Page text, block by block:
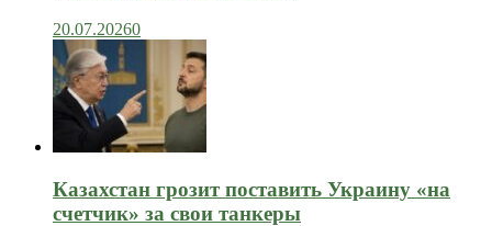
20.07.20260
Казахстан грозит поставить Украину «на
счетчик» за свои танкеры